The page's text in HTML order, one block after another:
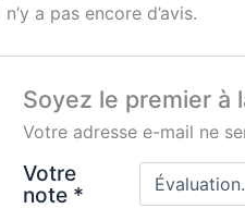
n’y a pas encore d’avis.
Soyez le premier à
Votre adresse e-mail ne
Votre
note *